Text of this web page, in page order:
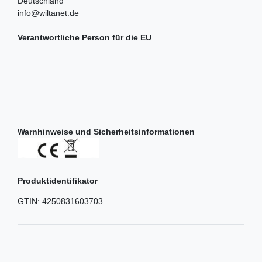
info@wiltanet.de
Verantwortliche Person für die EU
Warnhinweise und Sicherheitsinformationen
Produktidentifikator
GTIN: 4250831603703